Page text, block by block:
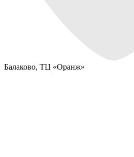
Балаково, ТЦ «Оранж»